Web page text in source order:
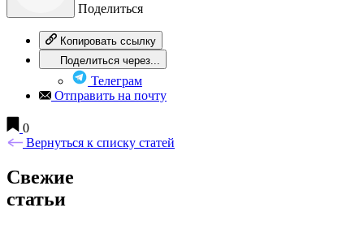
Поделиться
Копировать ссылку
Поделиться через...
Телеграм
Отправить на почту
0
Вернуться к списку статей
Свежие
статьи